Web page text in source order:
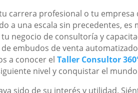
carrera profesional o tu
a una escala sin precedentes, es
negocio de consultoría y
embudos de venta
a conocer elTaller Consultor
nivel y conquistar el
sido de su interés y utilidad.